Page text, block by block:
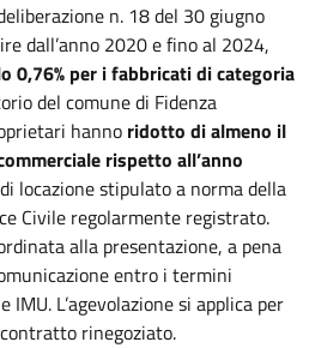
n. 18 del 30 giugno
dall’anno 2020 e fino al 2024,
0,76% per i fabbricati di categoria
del comune di Fidenza
hanno ridotto di almeno il
rispetto all’anno
locazione stipulato a norma della
Civile regolarmente registrato.
alla presentazione, a pena
entro i termini
L’agevolazione si applica per
rinegoziato.